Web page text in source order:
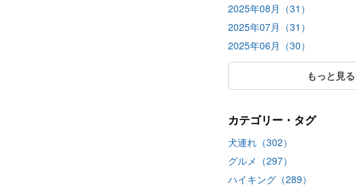
2025年08月（31）
2025年07月（31）
2025年06月（30）
もっと見る
カテゴリー・タグ
犬連れ（302）
グルメ（297）
ハイキング（289）